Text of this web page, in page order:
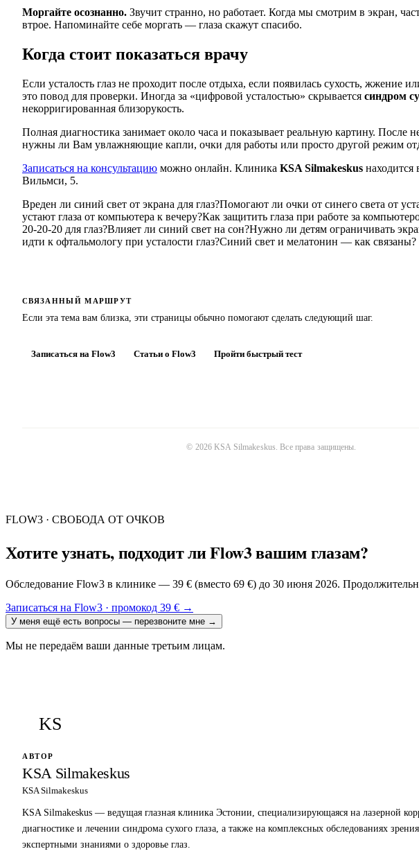
Моргайте осознанно. Звучит странно, но работает. Когда мы смотрим в экран,
втрое. Напоминайте себе моргать — глаза скажут спасибо.
Когда стоит показаться врачу
Если усталость глаз не проходит после отдыха, если появилась сухость, жжение
это повод для проверки. Иногда за «цифровой усталостью» скрывается синдром
некорригированная близорукость.
Полная диагностика занимает около часа и показывает реальную картину. После
нужны ли Вам увлажняющие капли, очки для работы или просто другой режим
Записаться на консультацию можно онлайн. Клиника KSA Silmakeskus находится
Вильмси, 5.
Вреден ли синий свет от экрана для глаз?Помогают ли очки от синего света от
устают глаза от компьютера к вечеру?Как защитить глаза при работе за
20-20-20 для глаз?Влияет ли синий свет на сон?Нужно ли детям ограничивать
идти к офтальмологу при усталости глаз?Синий свет и мелатонин — как связаны?
СВЯЗАННЫЙ МАРШРУТ
Если эта тема вам близка, эти страницы обычно помогают сделать следующий шаг.
Записаться на Flow3 Статьи о Flow3 Пройти быстрый тест
© 2026 KSA Silmakeskus. Все права защищены.
FLOW3 · СВОБОДА ОТ ОЧКОВ
Хотите узнать, подходит ли Flow3 вашим глазам?
Обследование Flow3 в клинике — 39 € (вместо 69 €) до 30 июня 2026.
Записаться на Flow3 · промокод 39 € →
У меня ещё есть вопросы — перезвоните мне →
Мы не передаём ваши данные третьим лицам.
KS
АВТОР
KSA Silmakeskus
KSA Silmakeskus
KSA Silmakeskus — ведущая глазная клиника Эстонии, специализирующаяся на лазерной
диагностике и лечении синдрома сухого глаза, а также на комплексных обследованиях
экспертными знаниями о здоровье глаз.